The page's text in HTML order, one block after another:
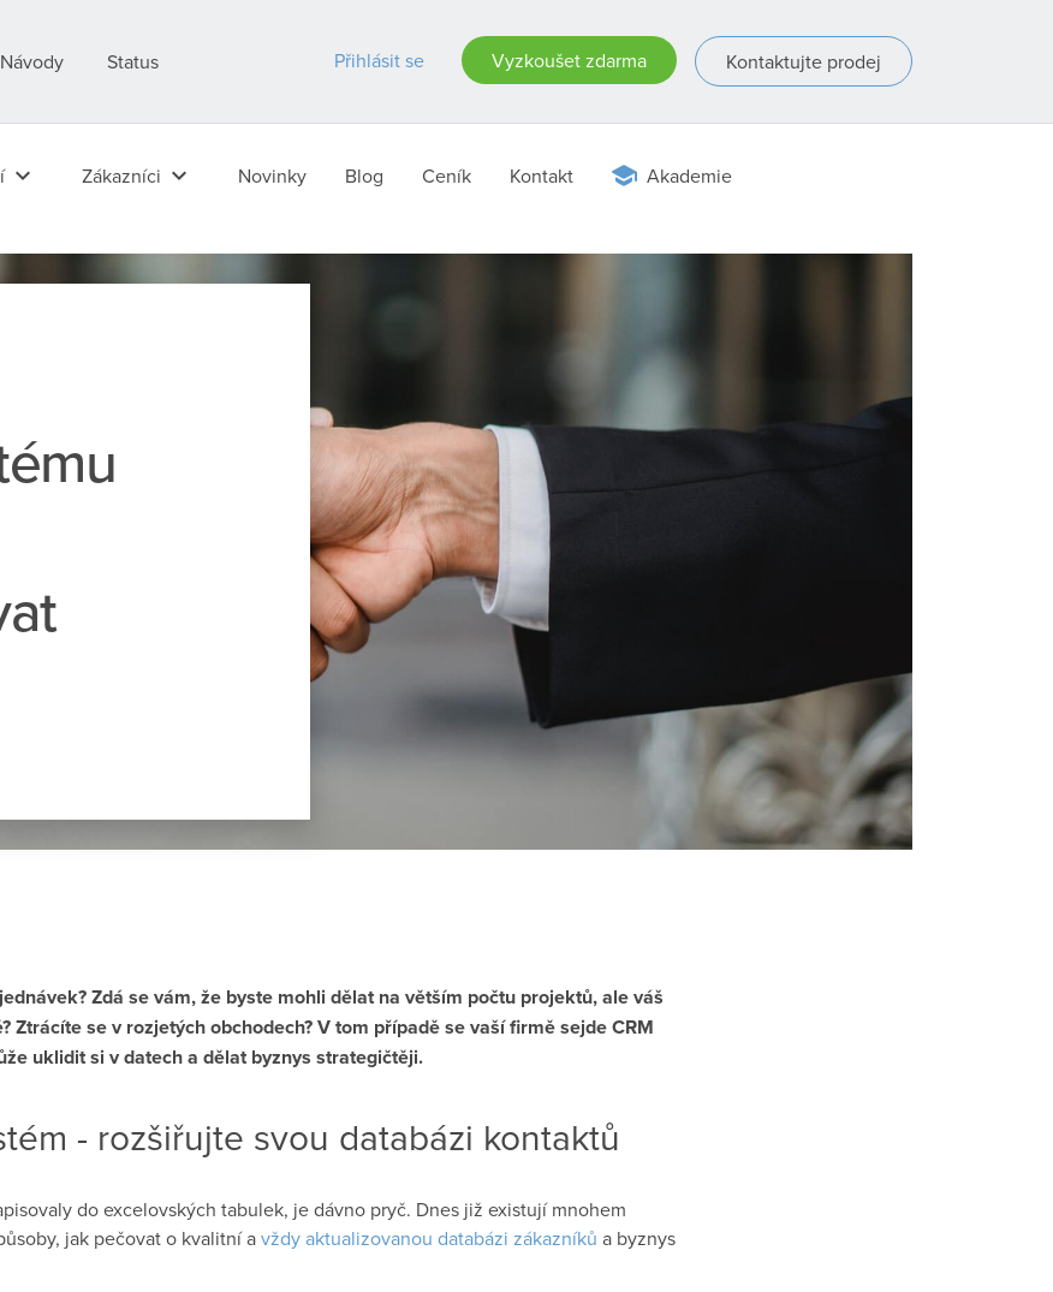
Návody Status Přihlásit se Vyzkoušet zdarma Kontaktujte prodej
keyboard_arrow_down Zákazníci keyboard_arrow_down Novinky Blog Ceník Kontakt Akademie
Zdá se vám, že byste mohli dělat na větším počtu projektů, ale váš
Ztrácíte se v rozjetých obchodech? V tom případě se vaší firmě sejde CRM
uklidit si v datech a dělat byznys strategičtěji.
- rozšiřujte svou databázi kontaktů
do excelovských tabulek, je dávno pryč. Dnes již existují mnohem
jak pečovat o kvalitní avždy aktualizovanou databázi zákazníků a byznys